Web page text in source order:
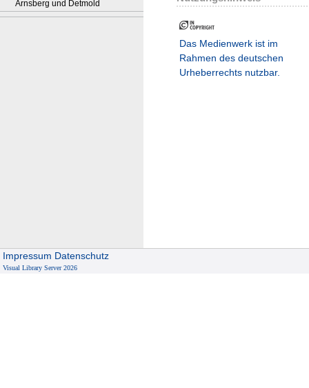
Arnsberg und Detmold
Das Medienwerk ist im
Rahmen des deutschen
Urheberrechts nutzbar.
Impressum Datenschutz
Visual Library Server 2026